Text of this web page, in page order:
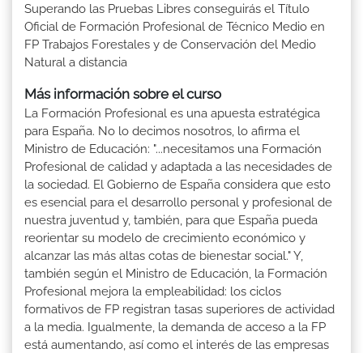
Superando las Pruebas Libres conseguirás el Título
Oficial de Formación Profesional de Técnico Medio en
FP Trabajos Forestales y de Conservación del Medio
Natural a distancia
Más información sobre el curso
La Formación Profesional es una apuesta estratégica
para España. No lo decimos nosotros, lo afirma el
Ministro de Educación: "...necesitamos una Formación
Profesional de calidad y adaptada a las necesidades de
la sociedad. El Gobierno de España considera que esto
es esencial para el desarrollo personal y profesional de
nuestra juventud y, también, para que España pueda
reorientar su modelo de crecimiento económico y
alcanzar las más altas cotas de bienestar social." Y,
también según el Ministro de Educación, la Formación
Profesional mejora la empleabilidad: los ciclos
formativos de FP registran tasas superiores de actividad
a la media. Igualmente, la demanda de acceso a la FP
está aumentando, así como el interés de las empresas